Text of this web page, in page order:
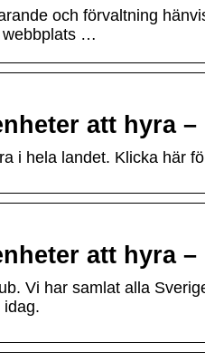
och förvaltning
webbplats …
att hyra
i hela landet. Klicka här
att hyra
Vi har samlat alla
idag.